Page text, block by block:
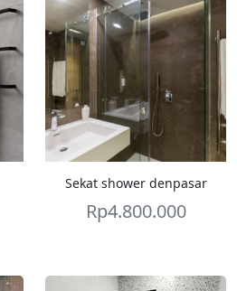
Sekat shower denpasar
Rp4.800.000